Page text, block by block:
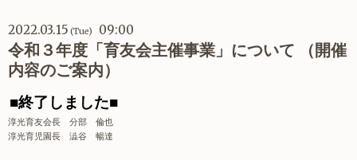
2022.03.15 (Tue) 09:00
令和３年度「育友会主催事業」について （開催
内容のご案内）
■終了しました■
淳光育友会長 分部 倫也
淳光育児園長 澁谷 暢達